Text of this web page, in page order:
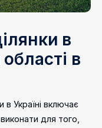
в
в
в Україні включає
для того,